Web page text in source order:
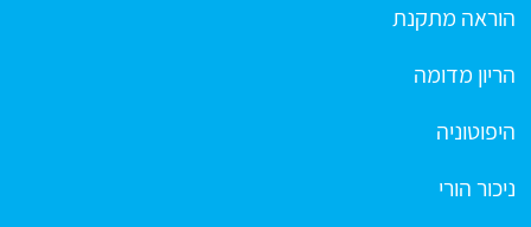
הוראה מתקנת
הריון מדומה
היפוטוניה
ניכור הורי